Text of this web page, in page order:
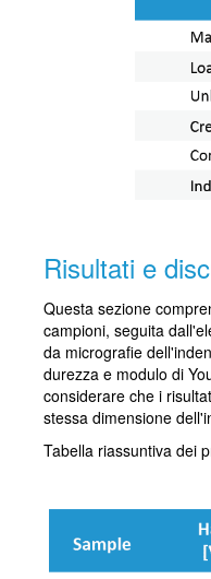
Risultati e
Questa sezione
campioni, seguita
da micrografie
durezza e modulo di
considerare che i
stessa dimensione
Tabella riassuntiva dei